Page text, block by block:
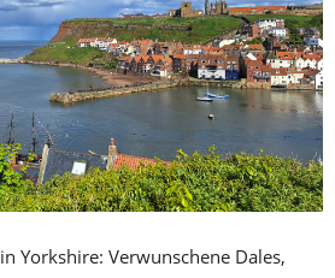
Yorkshire: Verwunschene Dales,